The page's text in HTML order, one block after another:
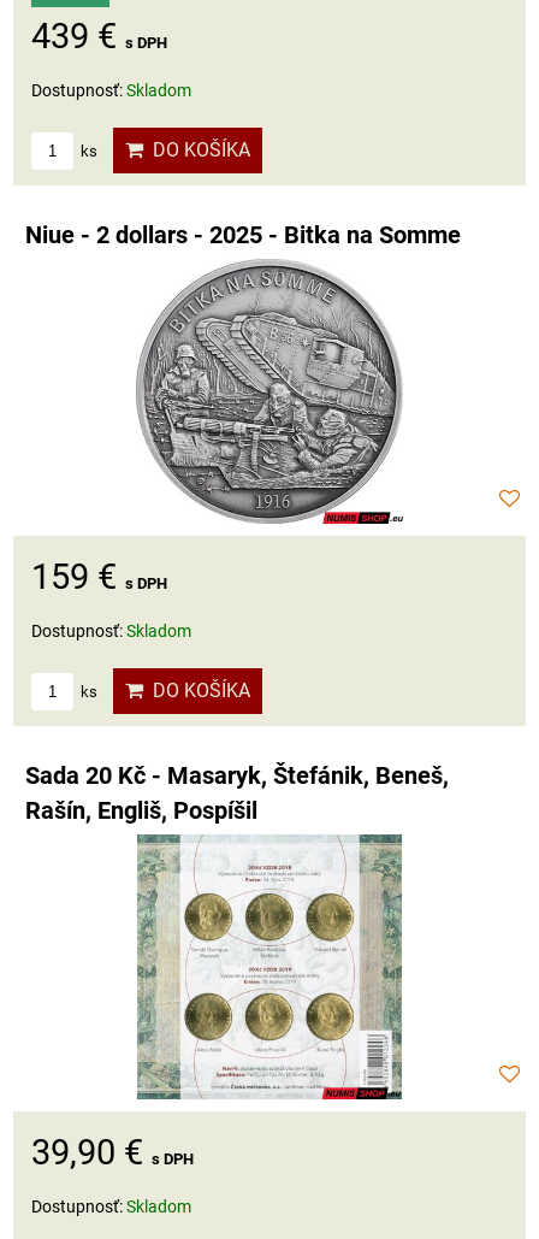
439 € s DPH
Dostupnosť:Skladom
ks DO KOŠÍKA
Niue - 2 dollars - 2025 - Bitka na Somme
159 € s DPH
Dostupnosť:Skladom
ks DO KOŠÍKA
Sada 20 Kč - Masaryk, Štefánik, Beneš,
Rašín, Engliš, Pospíšil
39,90 € s DPH
Dostupnosť:Skladom